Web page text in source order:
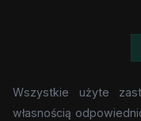
Wszystkie użyte
własnością